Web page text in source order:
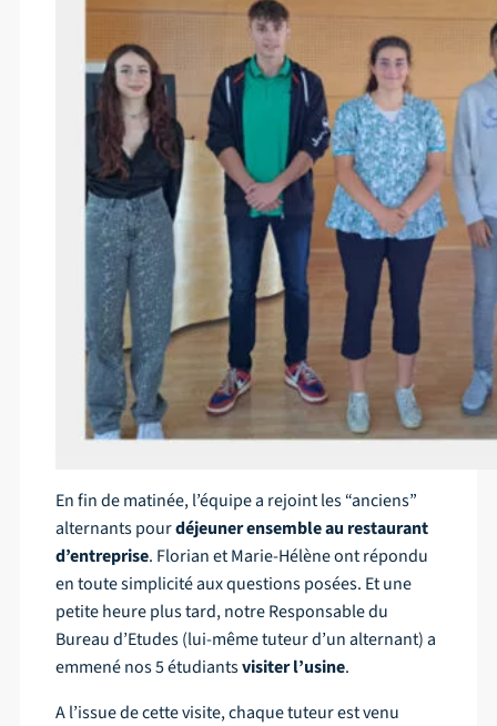
En fin de matinée, l’équipe a rejoint les “anciens”
alternants pourdéjeuner ensemble au restaurant
d’entreprise. Florian et Marie-Hélène ont répondu
en toute simplicité aux questions posées. Et une
petite heure plus tard, notre Responsable du
Bureau d’Etudes (lui-même tuteur d’un alternant) a
emmené nos 5 étudiantsvisiter l’usine.
A l’issue de cette visite, chaque tuteur est venu